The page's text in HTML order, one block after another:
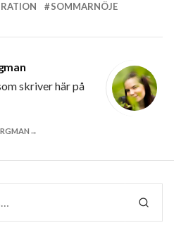
SOMMARNÖJE
skriver här på
SÖK